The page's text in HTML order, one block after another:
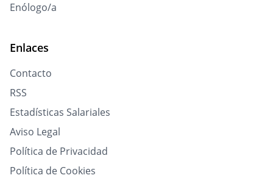
Enólogo/a
Enlaces
Contacto
RSS
Estadísticas Salariales
Aviso Legal
Política de Privacidad
Política de Cookies